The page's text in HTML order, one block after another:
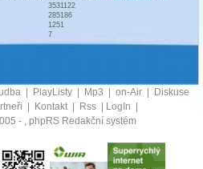
3531122
285186
1251
7
PlayListy Mp3 on-Air
Diskuse
Kontakt Rss LogIn
- , phpRS Redakční systém